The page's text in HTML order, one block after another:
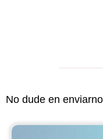
No dude en